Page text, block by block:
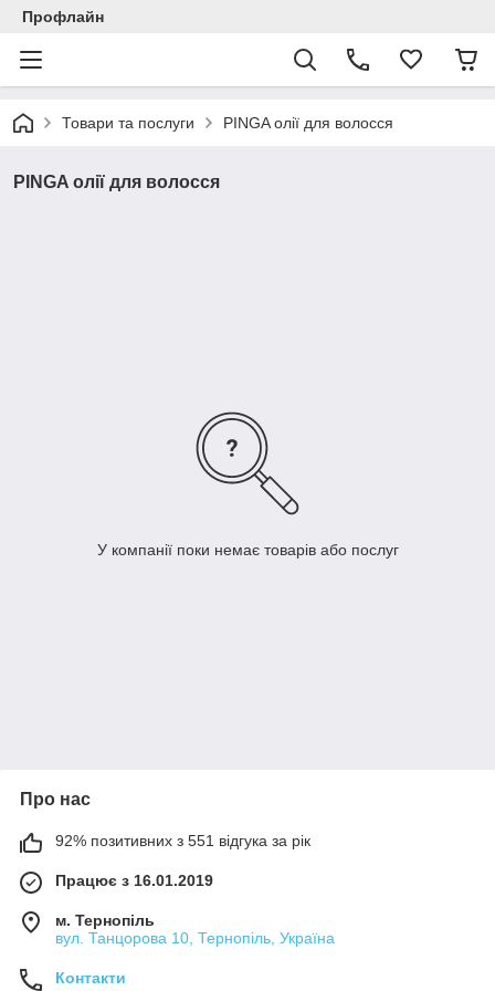
Профлайн
Товари та послуги PINGA олії для волосся
PINGA олії для волосся
У компанії поки немає товарів або послуг
Про нас
92% позитивних з 551 відгука за рік
Працює з 16.01.2019
м. Тернопіль
вул. Танцорова 10, Тернопіль, Україна
Контакти